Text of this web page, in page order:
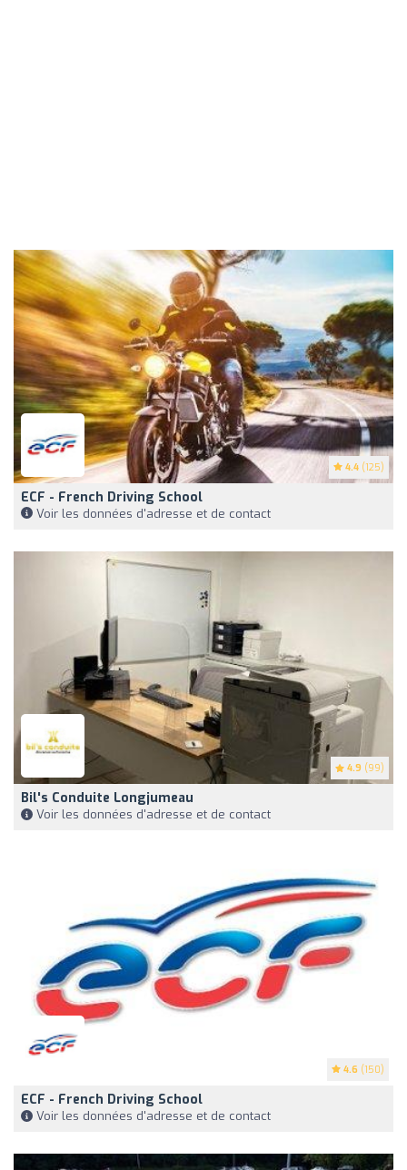
4.4 (125)
ECF - French Driving School
Voir les données d'adresse et de contact
4.9 (99)
Bil's Conduite Longjumeau
Voir les données d'adresse et de contact
4.6 (150)
ECF - French Driving School
Voir les données d'adresse et de contact